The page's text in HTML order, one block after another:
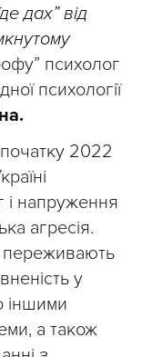
дах” від
психолог
психології
2022
і напруження
агресія.
переживають
у
іншими
а також